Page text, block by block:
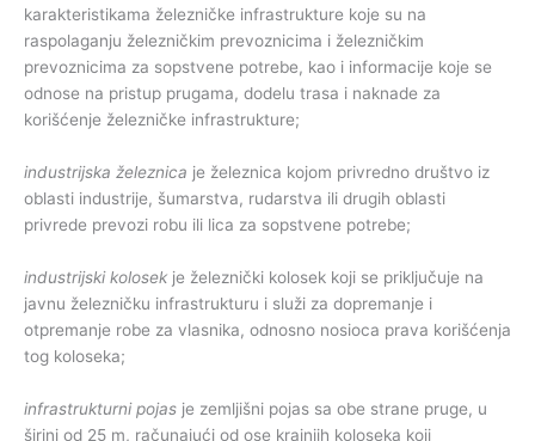
karakteristikama železničke infrastrukture koje su na
raspolaganju železničkim prevoznicima i železničkim
prevoznicima za sopstvene potrebe, kao i informacije koje se
odnose na pristup prugama, dodelu trasa i naknade za
korišćenje železničke infrastrukture;
industrijska železnica je železnica kojom privredno društvo iz
oblasti industrije, šumarstva, rudarstva ili drugih oblasti
privrede prevozi robu ili lica za sopstvene potrebe;
industrijski kolosek je železnički kolosek koji se priključuje na
javnu železničku infrastrukturu i služi za dopremanje i
otpremanje robe za vlasnika, odnosno nosioca prava korišćenja
tog koloseka;
infrastrukturni pojas je zemljišni pojas sa obe strane pruge, u
širini od 25 m, računajući od ose krajnjih koloseka koji